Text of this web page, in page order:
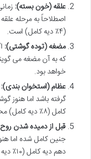
علقه (خون بسته):
اصطلاحاً به مرحله
(۴٪ دیه کامل) است.
مضغه (توده گوشتی):
خواهد بود.
عظام (استخوان بندی):
گرفته باشد اما هنوز
کامل (۸٪ دیه کامل) محاسبه می شود.
قبل از دمیده شدن
جنین کامل شده اما
دهم دیه کامل (۱۰٪ دیه کامل) است.